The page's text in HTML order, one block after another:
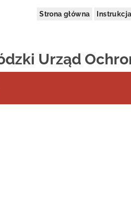
Strona główna Instrukcja
Urząd